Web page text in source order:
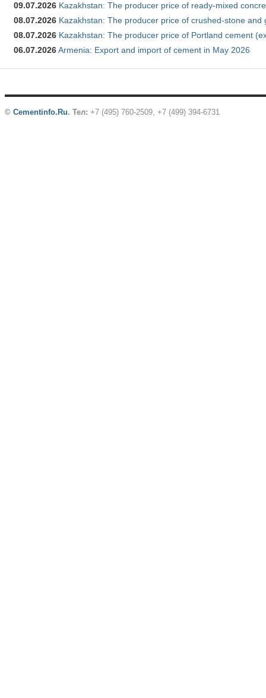
09.07.2026 Kazakhstan: The producer price of ready-mixed
08.07.2026 Kazakhstan: The producer price of crushed-stone and
08.07.2026 Kazakhstan: The producer price of Portland cement
06.07.2026Armenia: Export and import of cement in May 2026
© Cementinfo.Ru. Тел: +7 (495) 760-2509, +7 (499) 394-6731